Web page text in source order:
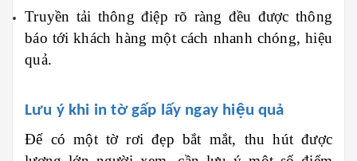
Truyền tải thông điệp rõ ràng đều được thông
báo tới khách hàng một cách nhanh chóng, hiệu
quả.
Lưu ý khi in tờ gấp lấy ngay hiệu quả
Để có một tờ rơi đẹp bắt mắt, thu hút được